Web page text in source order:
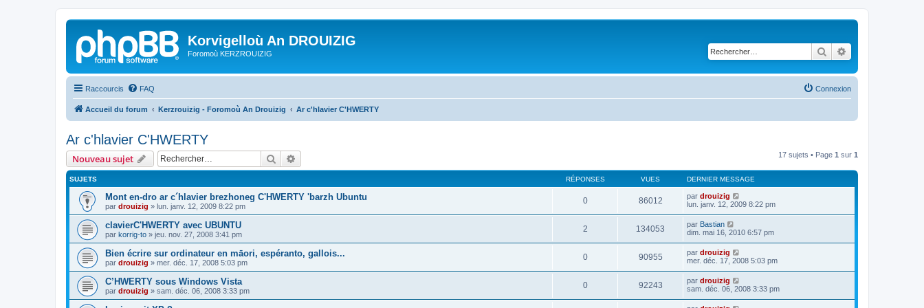
Korvigelloù An DROUIZIG
Foromoù KERZROUIZIG Rechercher
Raccourcis FAQ Connexion
Accueil du forum Kerzrouizig - Foromoù An Drouizig Ar c'hlavier C'HWERTY
Ar c'hlavier C'HWERTY
Nouveau sujet Rechercher 17 sujets • Page 1 sur 1
SUJETS RÉPONSES VUES DERNIER MESSAGE
Mont en-dro ar c´hlavier brezhoneg C'HWERTY 'barzh Ubuntu
par drouizig » lun. janv. 12, 2009 8:22 pm
0 86012 par drouizig
lun. janv. 12, 2009 8:22 pm
clavierC'HWERTY avec UBUNTU
par korrig-to » jeu. nov. 27, 2008 3:41 pm
2 134053 par Bastian
dim. mai 16, 2010 6:57 pm
Bien écrire sur ordinateur en māori, espéranto, gallois...
par drouizig » mer. déc. 17, 2008 5:03 pm
0 90955 par drouizig
mer. déc. 17, 2008 5:03 pm
C’HWERTY sous Windows Vista
par drouizig » sam. déc. 06, 2008 3:33 pm
0 92243 par drouizig
sam. déc. 06, 2008 3:33 pm